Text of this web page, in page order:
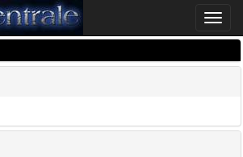
Toggle